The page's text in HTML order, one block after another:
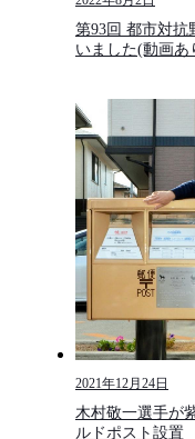
第93回 都市対
いました(動画あ
2021年12月24日
木村敬一選手が
ルドポスト設置